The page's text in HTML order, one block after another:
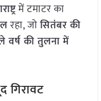
में टमाटर का
रहा, जोसितंबर की
वर्ष की तुलना में
गिरावट